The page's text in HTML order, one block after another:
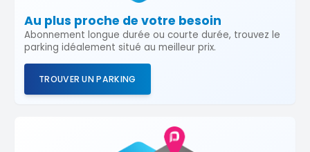
Au plus proche de votre besoin
Abonnement longue durée ou courte durée, trouvez le
parking idéalement situé au meilleur prix.
TROUVER UN PARKING